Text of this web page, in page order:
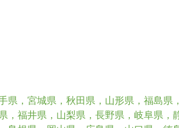
県，宮城県，秋田県，山形県，福島県
，福井県，山梨県，長野県，岐阜県